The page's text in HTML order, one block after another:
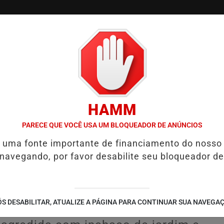
CONTATO / CUPONS DE
EM CASO DE IDOSA QUE MORREU APÓS USO DE MEDICAMENTO
jovem de 24
crime foi
vítima por herança
HAMM
PARECE QUE VOCÊ USA UM BLOQUEADOR DE ANÚNCIOS
fonte importante de financiamento do nosso
por favor desabilite seu bloqueador
DESABILITAR, ATUALIZE A PÁGINA PARA CONTINUAR SUA